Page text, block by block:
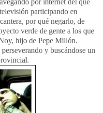
participando en
por qué negarlo, de
verde de gente a los que
, hijo de Pepe Millón.
y buscándose un